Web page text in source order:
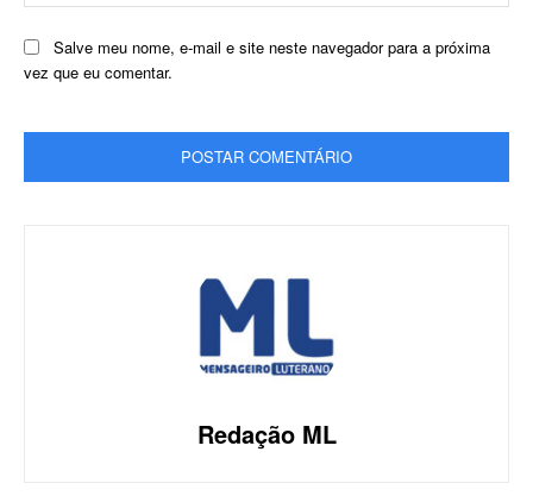
Salve meu nome, e-mail e site neste navegador para a próxima
vez que eu comentar.
Redação ML